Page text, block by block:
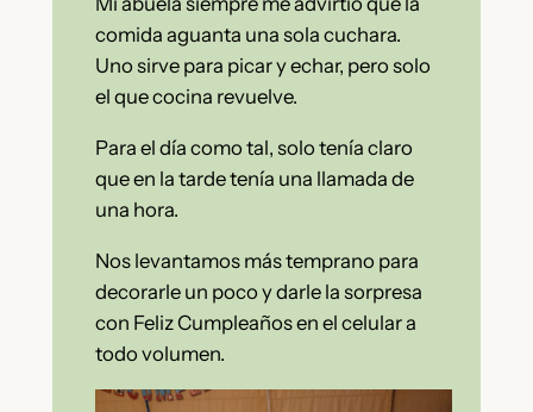
comida aguanta una sola cuchara.
Uno sirve para picar y echar, pero solo
el que cocina revuelve.
Para el día como tal, solo tenía claro
que en la tarde tenía una llamada de
una hora.
Nos levantamos más temprano para
decorarle un poco y darle la sorpresa
con Feliz Cumpleaños en el celular a
todo volumen.